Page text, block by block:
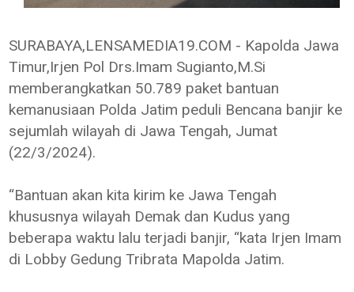
SURABAYA,LENSAMEDIA19.COM - Kapolda Jawa
Timur,Irjen Pol Drs.Imam Sugianto,M.Si
memberangkatkan 50.789 paket bantuan
kemanusiaan Polda Jatim peduli Bencana banjir ke
sejumlah wilayah di Jawa Tengah, Jumat
(22/3/2024).
“Bantuan akan kita kirim ke Jawa Tengah
khususnya wilayah Demak dan Kudus yang
beberapa waktu lalu terjadi banjir, “kata Irjen Imam
di Lobby Gedung Tribrata Mapolda Jatim.